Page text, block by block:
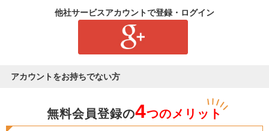
他社サービスアカウントで登録・ログイン
アカウントをお持ちでない方
無料会員登録の4つのメリット